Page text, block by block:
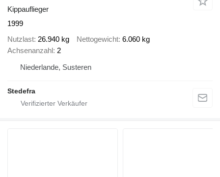
Kippauflieger
1999
Nutzlast 26.940 kg Nettogewicht 6.060 kg
Achsenanzahl 2
Niederlande, Susteren
Stedefra